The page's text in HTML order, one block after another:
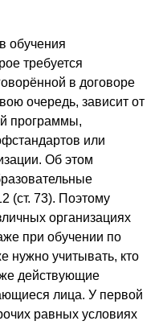
обучения
требуется
в договоре
очередь, зависит от
программы,
или
Об этом
(ст. 73). Поэтому
организациях
при обучении по
нужно учитывать, кто
действующие
лица. У первой
равных условиях